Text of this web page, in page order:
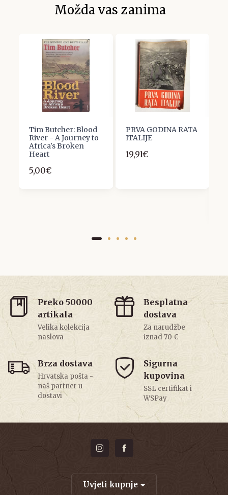
Možda vas zanima
Tim Butcher: Blood
River - A Journey to
Africa's Broken
Heart
5,00€
PRVA GODINA RATA
ITALIJE
19,91€
Preko 50000
artikala
Velika kolekcija
naslova
Besplatna
dostava
Za narudžbe
iznad 70 €
Brza dostava
Hrvatska pošta -
naš partner u
dostavi
Sigurna
kupovina
SSL certifikat i
WSPay
Uvjeti kupnje